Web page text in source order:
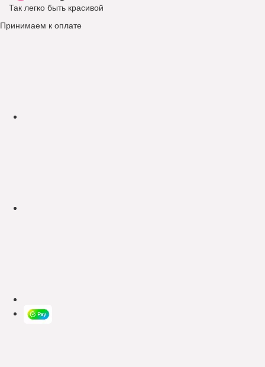
Так легко быть красивой
Принимаем к оплате